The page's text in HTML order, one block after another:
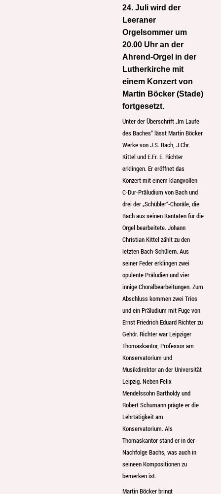
24. Juli wird der
Leeraner
Orgelsommer um
20.00 Uhr an der
Ahrend-Orgel in der
Lutherkirche mit
einem Konzert von
Martin Böcker (Stade)
fortgesetzt.
Unter der Überschrift „Im Laufe
des Baches“ lässt Martin Böcker
Werke von J.S. Bach, J.Chr.
Kittel und E.Fr. E. Richter
erklingen. Er eröffnet das
Konzert mit einem klangvollen
C-Dur-Präludium von Bach und
drei der „Schübler“-Choräle, die
Bach aus seinen Kantaten für die
Orgel bearbeitete. Johann
Christian Kittel zählt zu den
letzten Bach-Schülern. Aus
seiner Feder erklingen zwei
opulente Präludien und vier
innige Choralbearbeitungen. Zum
Abschluss kommen zwei Trios
und ein Präludium mit Fuge von
Ernst Friedrich Eduard Richter zu
Gehör. Richter war Leipziger
Thomaskantor, Professor am
Konservatorium und
Musikdirektor an der Universität
Leipzig. Neben Felix
Mendelssohn Bartholdy und
Robert Schumann prägte er die
Lehrtätigkeit am
Konservatorium. Als
Thomaskantor stand er in der
Nachfolge Bachs, was auch in
seineen Kompositionen zu
bemerken ist.
Martin Böcker bringt